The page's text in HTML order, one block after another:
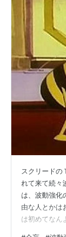
スクリードの
れて来て続々
は、波動強化
由な人とかは
は初めてなん